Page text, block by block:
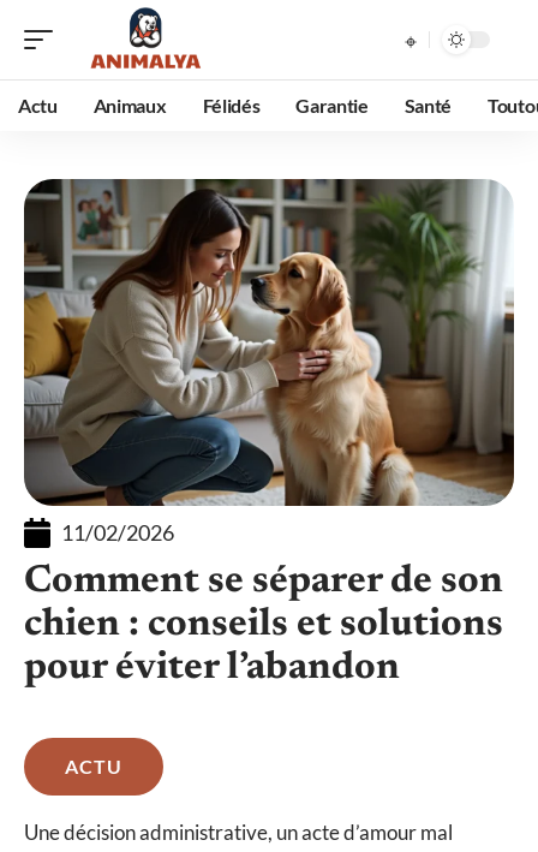
Actu Animaux Félidés Garantie Santé
11/02/2026
Comment se séparer de son
chien : conseils et solutions
pour éviter l’abandon
ACTU
Une décision administrative, un acte d’amour mal